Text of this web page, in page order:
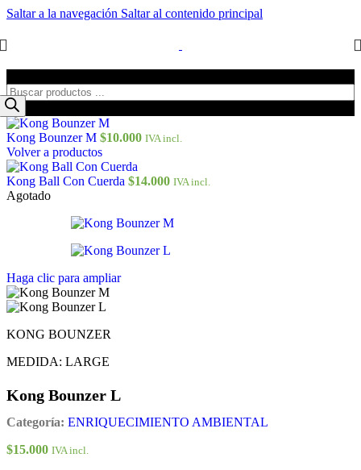
Saltar a la navegación Saltar al contenido principal
Kong Bounzer M $10.000 IVA incl.
Volver a productos
Kong Ball Con Cuerda $14.000 IVA incl.
Agotado
Haga clic para ampliar
KONG BOUNZER
MEDIDA: LARGE
Kong Bounzer L
Categoría: ENRIQUECIMIENTO AMBIENTAL
$15.000 IVA incl.